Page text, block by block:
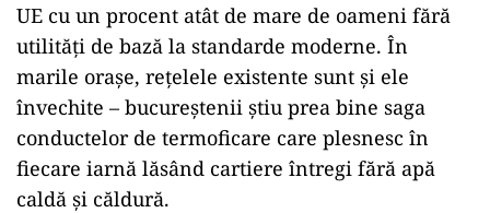
UE cu un procent atât de mare de oameni fără
utilități de bază la standarde moderne. În
marile orașe, rețelele existente sunt și ele
învechite – bucureștenii știu prea bine saga
conductelor de termoficare care plesnesc în
fiecare iarnă lăsând cartiere întregi fără apă
caldă și căldură.